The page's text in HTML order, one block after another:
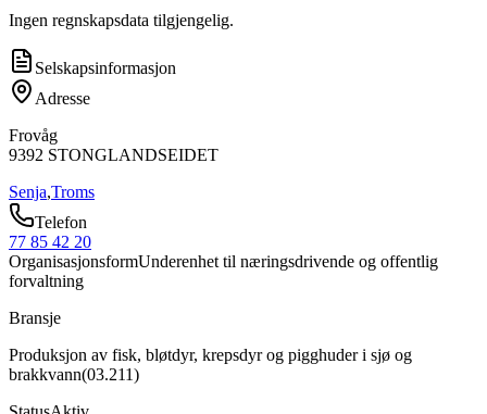
Ingen regnskapsdata tilgjengelig.
Selskapsinformasjon
Adresse
Frovåg
9392 STONGLANDSEIDET
Senja,Troms
Telefon
77 85 42 20
OrganisasjonsformUnderenhet til næringsdrivende og offentlig
forvaltning
Bransje
Produksjon av fisk, bløtdyr, krepsdyr og pigghuder i sjø og
brakkvann(03.211)